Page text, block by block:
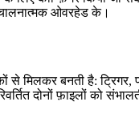
ओवरहेड के।
से मिलकर बनती है:ट्रिगर,
दोनों फ़ाइलों को